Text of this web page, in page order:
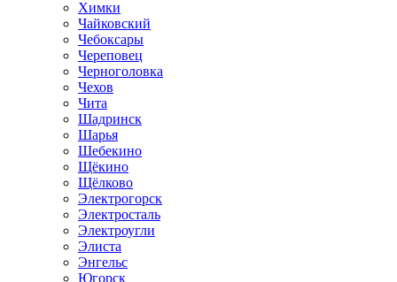
Химки
Чайковский
Чебоксары
Череповец
Черноголовка
Чехов
Чита
Шадринск
Шарья
Шебекино
Щёкино
Щёлково
Электрогорск
Электросталь
Электроугли
Элиста
Энгельс
Югорск